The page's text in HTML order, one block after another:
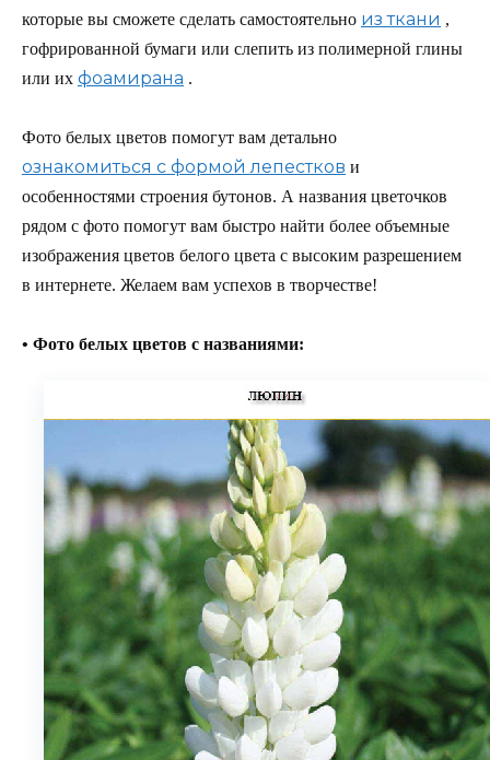
которые вы сможете сделать самостоятельно из ткани ,
гофрированной бумаги или слепить из полимерной глины
или их фоамирана .
Фото белых цветов помогут вам детально
ознакомиться с формой лепестков и
особенностями строения бутонов. А названия цветочков
рядом с фото помогут вам быстро найти более объемные
изображения цветов белого цвета с высоким разрешением
в интернете. Желаем вам успехов в творчестве!
• Фото белых цветов с названиями: